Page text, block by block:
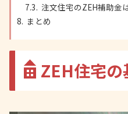
注文住宅のZEH補助金
まとめ
ZEH住宅